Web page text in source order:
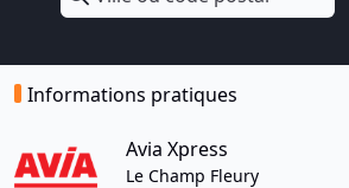
Informations pratiques
Avia Xpress
Le Champ Fleury